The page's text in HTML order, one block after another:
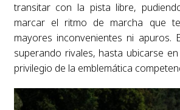
transitar con la pista libre,
marcar el ritmo de marcha que
mayores inconvenientes ni apuros.
superando rivales, hasta ubicarse
privilegio de la emblemática